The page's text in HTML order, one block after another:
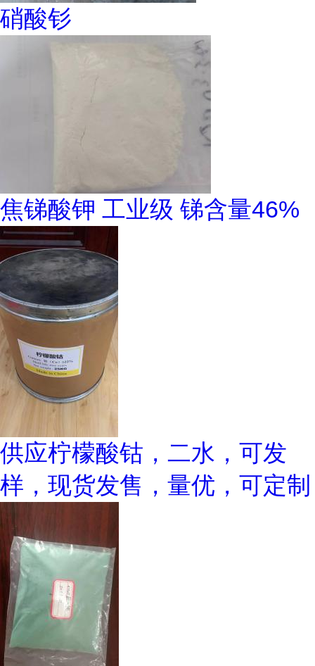
硝酸钐
焦锑酸钾 工业级 锑含量46%
供应柠檬酸钴，二水，可发
样，现货发售，量优，可定制